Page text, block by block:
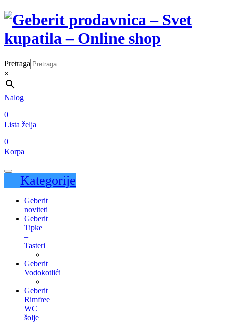
Pretraga
×
Nalog
0
Lista želja
0
Korpa
Kategorije
Geberit
noviteti
Geberit
Tipke
–
Tasteri
Geberit
Vodokotlići
Geberit
Rimfree
WC
šolje